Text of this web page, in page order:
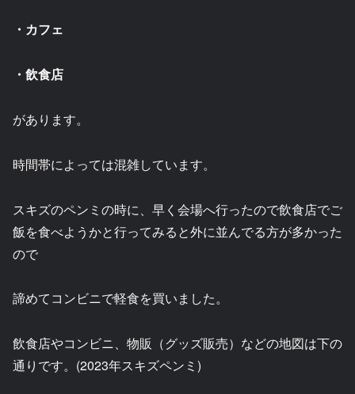
・カフェ
・飲食店
があります。
時間帯によっては混雑しています。
スキズのペンミの時に、早く会場へ行ったので飲食店でご
飯を食べようかと行ってみると外に並んでる方が多かった
ので
諦めてコンビニで軽食を買いました。
飲食店やコンビニ、物販（グッズ販売）などの地図は下の
通りです。(2023年スキズペンミ)